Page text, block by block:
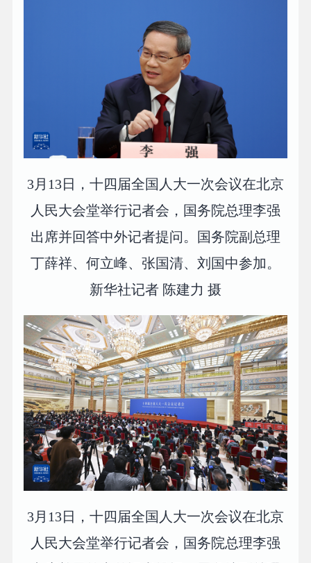
3月13日，十四届全国人大一次会议在北京
人民大会堂举行记者会，国务院总理李强
出席并回答中外记者提问。国务院副总理
丁薛祥、何立峰、张国清、刘国中参加。
新华社记者 陈建力 摄
3月13日，十四届全国人大一次会议在北京
人民大会堂举行记者会，国务院总理李强